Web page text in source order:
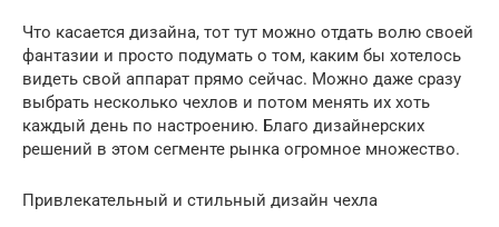
Что касается дизайна, тот тут можно отдать волю своей
фантазии и просто подумать о том, каким бы хотелось
видеть свой аппарат прямо сейчас. Можно даже сразу
выбрать несколько чехлов и потом менять их хоть
каждый день по настроению. Благо дизайнерских
решений в этом сегменте рынка огромное множество.
Привлекательный и стильный дизайн чехла